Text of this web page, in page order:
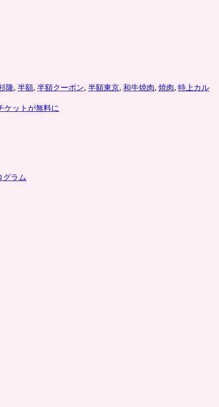
隆, 半額, 半額クーポン, 半額東京, 和牛焼肉, 焼肉, 特上カル
ケットが無料に
グラム